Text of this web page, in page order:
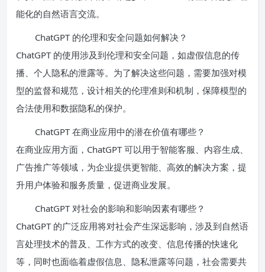
能化的自然语言交流。
ChatGPT 的伦理和安全问题如何解决？
ChatGPT 的使用涉及到伦理和安全问题，如虚假信息的传
播、个人隐私的泄露等。为了解决这些问题，需要加强对模
型的监督和规范，设计相关的伦理准则和机制，保障模型的
合法使用和数据隐私的保护。
ChatGPT 在商业应用中的潜在价值有哪些？
在商业应用方面，ChatGPT 可以用于智能客服、内容生成、
广告推广等领域，为企业提供更智能、高效的解决方案，提
升用户体验和服务质量，促进商业发展。
ChatGPT 对社会的影响和影响因素有哪些？
ChatGPT 的广泛应用将对社会产生深远影响，涉及到自然语
言处理技术的普及、工作方式的改变、信息传播的快速化
等，同时也面临着虚假信息、隐私泄露等问题，社会需要共